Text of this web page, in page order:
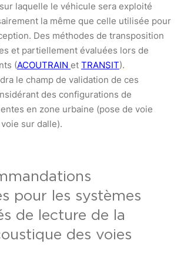
laquelle le véhicule sera exploité
la même que celle utilisée pour
Des méthodes de transposition
et partiellement évaluées lors de
(ACOUTRAIN et TRANSIT).
le champ de validation de ces
des configurations de
en zone urbaine (pose de voie
sur dalle).
pour les systèmes
de lecture de la
des voies